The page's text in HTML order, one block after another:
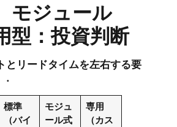
モジュール
型：投資判断
とリードタイムを左右する要
.
標準
（バイ
モジュ
ール式
専用
（カス